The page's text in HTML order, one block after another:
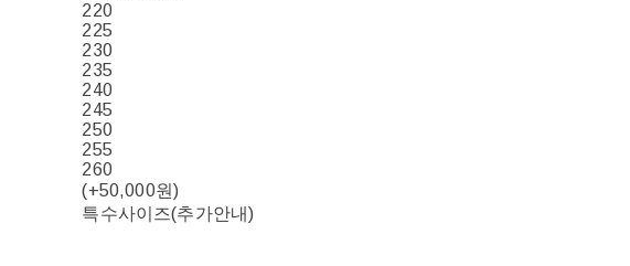
220
225
230
235
240
245
250
255
260
(+50,000원)
특수사이즈(추가안내)